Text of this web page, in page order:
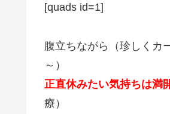
[quads id=1]
腹立ちながら（珍しくカ
～）
正直休みたい気持ちは満
療）